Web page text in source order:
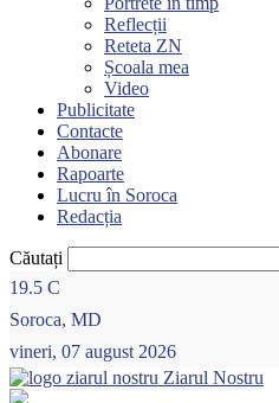
Reflecții
Reteta ZN
Școala mea
Video
Publicitate
Contacte
Abonare
Rapoarte
Lucru în Soroca
Redacția
Căutați
19.5 C
Soroca, MD
vineri, 07 august 2026
Ziarul Nostru